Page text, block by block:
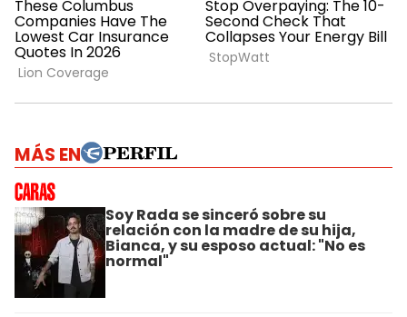
MÁS EN
Soy Rada se sinceró sobre su
relación con la madre de su hija,
Bianca, y su esposo actual: "No es
normal"